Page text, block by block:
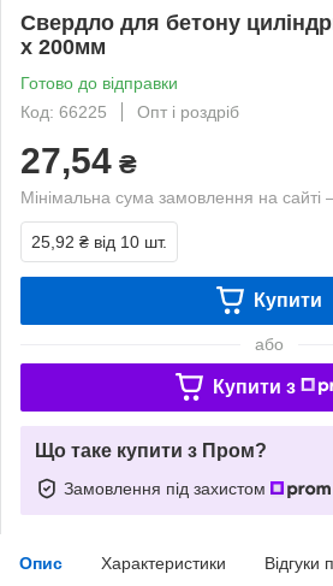
Свердло для бетону
х 200мм
Готово до відправки
Код: 66225
Опт і роздріб
27,54 ₴
Мінімальна сума замовлення на
25,92 ₴ від 10 шт.
Купити
або
Купити з
Що таке купити з Пром?
Замовлення під захистом
Опис Характеристики Відгуки